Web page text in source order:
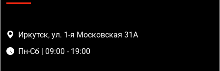
Иркутск, ул. 1-я Московская 31А
Пн-Сб | 09:00 - 19:00